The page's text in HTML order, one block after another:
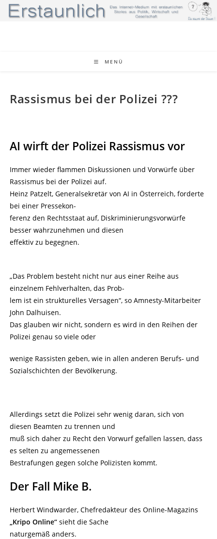
Zum
Inhalt
MENÜ
Rassismus bei der Polizei ???
AI wirft der Polizei Rassismus vor
Immer wieder flammen Diskussionen und Vorwürfe über
Rassismus bei der Polizei auf.
Heinz Patzelt, Generalsekretär von AI in Österreich, forderte
bei einer Pressekon-
ferenz den Rechtsstaat auf, Diskriminierungsvorwürfe
besser wahrzunehmen und diesen
effektiv zu begegnen.
„Das Problem besteht nicht nur aus einer Reihe aus
einzelnem Fehlverhalten, das Prob-
lem ist ein strukturelles Versagen“, so Amnesty-Mitarbeiter
John Dalhuisen.
Das glauben wir nicht, sondern es wird in den Reihen der
Polizei genau so viele oder
wenige Rassisten geben, wie in allen anderen Berufs- und
Sozialschichten der Bevölkerung.
Allerdings setzt die Polizei sehr wenig daran, sich von
diesen Beamten zu trennen und
muß sich daher zu Recht den Vorwurf gefallen lassen, dass
es selten zu angemessenen
Bestrafungen gegen solche Polizisten kommt.
Der Fall Mike B.
Herbert Windwarder, Chefredakteur des Online-Magazins
„Kripo Online“ sieht die Sache
naturgemäß anders.